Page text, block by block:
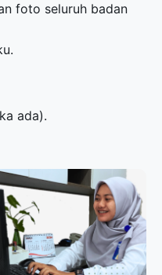
foto seluruh badan
ada).